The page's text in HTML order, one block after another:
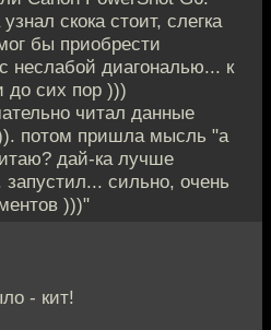
скока стоит, слегка
бы приобрести
неслабой диагональю... к
до сих пор )))
читал данные
потом пришла мысль "а
дай-ка лучше
сильно, очень
)))"
- кит!